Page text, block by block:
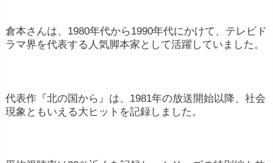
倉本さんは、1980年代から1990年代にかけて、テレビド
ラマ界を代表する人気脚本家として活躍していました。
代表作『北の国から』は、1981年の放送開始以降、社会
現象ともいえる大ヒットを記録しました。